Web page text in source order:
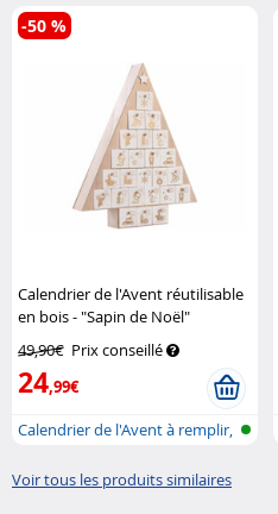
Calendrier de l'Avent réutilisable
en bois - "Sapin de Noël"
49,90€ Prix conseillé
24,99€
-50 %
Calendrier de l'Avent à remplir,
Voir tous les produits similaires